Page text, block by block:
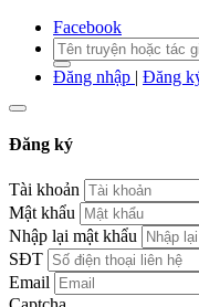
Facebook
Đăng nhập | Đăng
Đăng ký
Tài khoản
Mật khẩu
Nhập lại mật khẩu
SĐT
Email